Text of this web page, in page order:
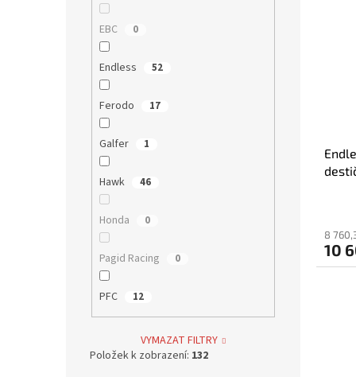
EBC 0
Endless 52
Ferodo 17
Galfer 1
Hawk 46
Honda 0
Pagid Racing 0
PFC 12
VYMAZAT FILTRY
Položek k zobrazení: 132
8
10